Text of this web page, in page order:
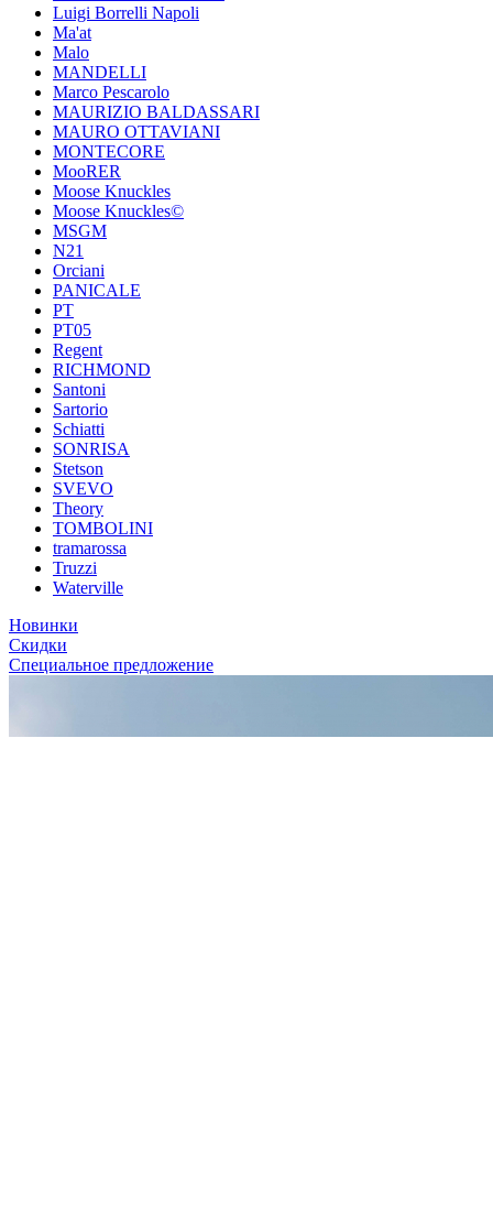
Luigi Borrelli Napoli
Ma'at
Malo
MANDELLI
Marco Pescarolo
MAURIZIO BALDASSARI
MAURO OTTAVIANI
MONTECORE
MooRER
Moose Knuckles
Moose Knuckles©️
MSGM
N21
Orciani
PANICALE
PT
PT05
Regent
RICHMOND
Santoni
Sartorio
Schiatti
SONRISA
Stetson
SVEVO
Theory
TOMBOLINI
tramarossa
Truzzi
Waterville
Новинки
Скидки
Специальное предложение